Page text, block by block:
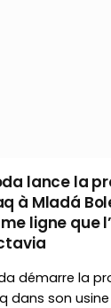
lance la
à Mladá
ligne que
démarre la
dans son